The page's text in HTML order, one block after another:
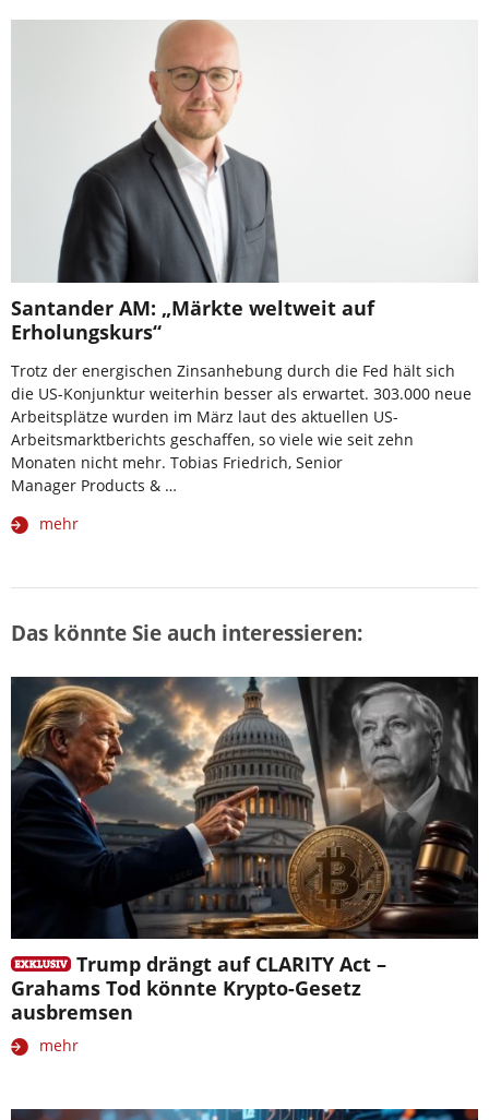
Santander AM: „Märkte weltweit auf
Erholungskurs“
Trotz der energischen Zinsanhebung durch die Fed hält sich
die US-Konjunktur weiterhin besser als erwartet. 303.000 neue
Arbeitsplätze wurden im März laut des aktuellen US-
Arbeitsmarktberichts geschaffen, so viele wie seit zehn
Monaten nicht mehr. Tobias Friedrich, Senior
Manager Products & …
mehr
Das könnte Sie auch interessieren:
Trump drängt auf CLARITY Act –
Grahams Tod könnte Krypto-Gesetz
ausbremsen
mehr